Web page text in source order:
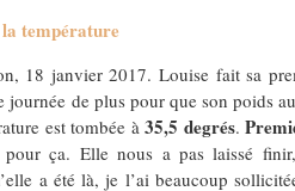
température
18 janvier 2017. Louise fait sa
journée de plus pour que son poids
est tombée à35,5 degrés.
pour ça. Elle nous a pas laissé
a été là, je l’ai beaucoup